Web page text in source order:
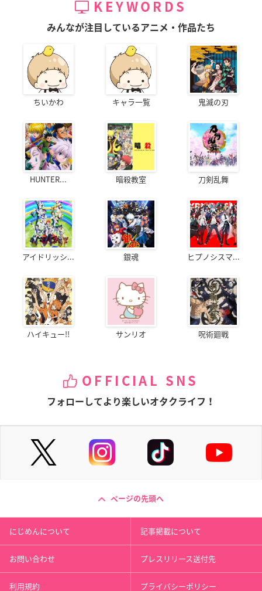
KEYWORDS
みんなが注目しているアニメ・作品たち
ちいかわ キャラ一覧 鬼滅の刃
HUNTER... 暗殺教室 刀剣乱舞
アイドリッシ... 銀魂 ヒプノシスマ...
ハイキュー!! サンリオ 呪術廻戦
OFFICIAL SNS
フォローしてより楽しいオタクライフ！
ページの先頭へ
にじめんについて 記事掲載について
お問い合わせ プレスリリース送付先
利用規約 プライバシーポリシー